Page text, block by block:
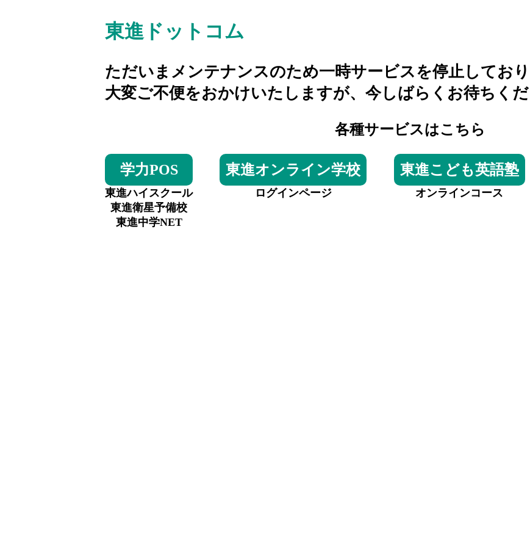
東進ドットコム
ただいまメンテナンスのため一時サービスを停止しており
大変ご不便をおかけいたしますが、今しばらくお待ちくだ
各種サービスはこちら
学力POS
東進ハイスクール
東進衛星予備校
東進中学NET
東進オンライン学校
ログインページ
東進こども英語塾
オンラインコース